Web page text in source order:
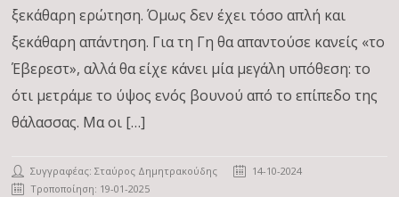
ξεκάθαρη ερώτηση. Όμως δεν έχει τόσο απλή και
ξεκάθαρη απάντηση. Για τη Γη θα απαντούσε κανείς «το
Έβερεστ», αλλά θα είχε κάνει μία μεγάλη υπόθεση: το
ότι μετράμε το ύψος ενός βουνού από το επίπεδο της
θάλασσας. Μα οι […]
Συγγραφέας:Σταύρος Δημητρακούδης
14-10-2024
Τροποποίηση: 19-01-2025